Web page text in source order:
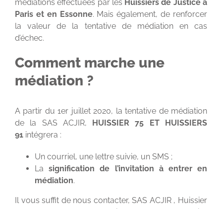
médiations effectuées par les Huissiers de Justice à
Paris et en Essonne. Mais également, de renforcer
la valeur de la tentative de médiation en cas
d’échec.
Comment marche une
médiation ?
A partir du 1er juillet 2020, la tentative de médiation
de la SAS ACJIR, HUISSIER 75 ET HUISSIERS
91 intégrera :
Un courriel, une lettre suivie, un SMS ;
Lasignification de l’invitation à entrer en
médiation.
Il vous suffit de nous contacter, SAS ACJIR , Huissier